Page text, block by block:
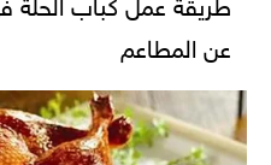
عن المطاعم